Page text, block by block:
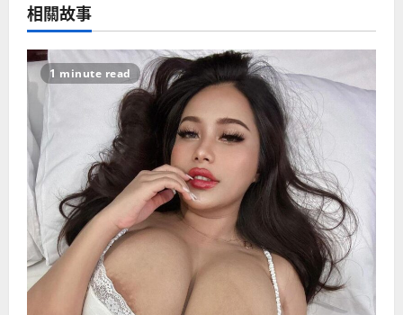
a
v
i
g
a
t
i
o
相關故事
1 minute read